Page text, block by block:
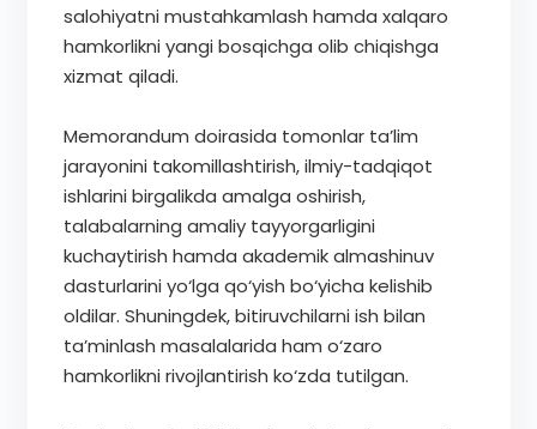
salohiyatni mustahkamlash hamda xalqaro
hamkorlikni yangi bosqichga olib chiqishga
xizmat qiladi.
Memorandum doirasida tomonlar ta’lim
jarayonini takomillashtirish, ilmiy-tadqiqot
ishlarini birgalikda amalga oshirish,
talabalarning amaliy tayyorgarligini
kuchaytirish hamda akademik almashinuv
dasturlarini yo‘lga qo‘yish bo‘yicha kelishib
oldilar. Shuningdek, bitiruvchilarni ish bilan
ta’minlash masalalarida ham o‘zaro
hamkorlikni rivojlantirish ko‘zda tutilgan.